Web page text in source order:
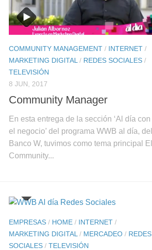
COMMUNITY MANAGEMENT / INTERNET /
MARKETING DIGITAL / REDES SOCIALES /
TELEVISIÓN
8 JUN, 2017
Community Manager
En esta entrega de la sección ‘Al día con
el negocio’ del programa WWB al día, del
Banco W, tuvimos como tema principal El
Community...
EMPRESAS / HOME / INTERNET /
MARKETING DIGITAL / MERCADEO / REDES
SOCIALES / TELEVISIÓN